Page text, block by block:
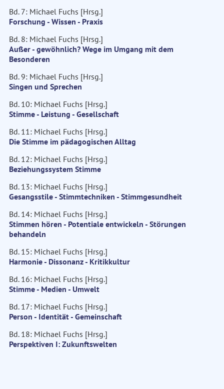
Bd. 7: Michael Fuchs [Hrsg.]
Forschung - Wissen - Praxis
Bd. 8: Michael Fuchs [Hrsg.]
Außer - gewöhnlich? Wege im Umgang mit dem
Besonderen
Bd. 9: Michael Fuchs [Hrsg.]
Singen und Sprechen
Bd. 10: Michael Fuchs [Hrsg.]
Stimme - Leistung - Gesellschaft
Bd. 11: Michael Fuchs [Hrsg.]
Die Stimme im pädagogischen Alltag
Bd. 12: Michael Fuchs [Hrsg.]
Beziehungssystem Stimme
Bd. 13: Michael Fuchs [Hrsg.]
Gesangsstile - Stimmtechniken - Stimmgesundheit
Bd. 14: Michael Fuchs [Hrsg.]
Stimmen hören - Potentiale entwickeln - Störungen
behandeln
Bd. 15: Michael Fuchs [Hrsg.]
Harmonie - Dissonanz - Kritikkultur
Bd. 16: Michael Fuchs [Hrsg.]
Stimme - Medien - Umwelt
Bd. 17: Michael Fuchs [Hrsg.]
Person - Identität - Gemeinschaft
Bd. 18: Michael Fuchs [Hrsg.]
Perspektiven I: Zukunftswelten